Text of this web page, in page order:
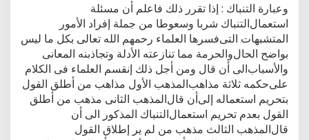
ﻭﻋﺒﺎﺭﺓ ﺍﻟﺘﻨﺒﺎﻙ : ﺇﺫﺍ ﺗﻘﺮﺭ ﺫﻟﻚ ﻓﺎﻋﻠﻢ ﺃﻥ ﻣﺴﺌﻠﺔ
ﺍﺳﺘﻌﻤﺎﻝﺍﻟﺘﻨﺒﺎﻙ ﺷﺮﺑﺎ ﻭﺳﻌﻮﻃﺎ ﻣﻦ ﺟﻤﻠﺔ ﺇﻓﺮﺍﺩ ﺍﻷﻣﻮﺭ
ﺍﻟﻤﺘﺸﺒﻬﺎﺕ ﺍﻟﺘﻰﻓﺴﺮﻫﺎ ﺍﻟﻌﻠﻤﺎﺀ ﺭﺣﻤﻬﻢ ﺍﻟﻠﻪ ﺗﻌﺎﻟﻰ ﺑﻜﻞ ﻣﺎ ﻟﻴﺲ
ﺑﻮﺍﺿﺢ ﺍﻟﺤﺎﻝﻭﺍﻟﺤﺮﻣﺔ ﻣﻤﺎ ﺗﻨﺎﺯﻋﺘﻪ ﺍﻷﺩﻟﺔ ﻭﺗﺠﺎﺫﺑﻨﻪ ﺍﻟﻤﻌﺎﻧﻰ
ﻭﺍﻷﺳﺒﺎﺏﺍﻟﻰ ﺃﻥ ﻗﺎﻝ ﻭﻣﻦ ﺃﺟﻞ ﺫﻟﻚ ﺇﻧﻘﺴﻢ ﺍﻟﻌﻠﻤﺎﺀ ﻓﻰ ﺍﻟﻜﻼﻡ
ﻋﻠﻰﺣﻜﻤﻪ ﺛﻼﺛﺔ ﻣﺬﺍﻫﺐﺍﻟﻤﺬﻫﺐ ﺍﻷﻭﻝ ﻣﺬﺍﻫﺐ ﻣﻦ ﺃﻃﻠﻖ ﺍﻟﻘﻮﻝ
ﺑﺘﺤﺮﻳﻢ ﺍﺳﺘﻌﻤﺎﻟﻪ ﺇﻟﻰﺃﻥ ﻗﺎﻝﺍﻟﻤﺬﻫﺐ ﺍﻟﺜﺎﻧﻰ ﻣﺬﻫﺐ ﻣﻦ ﺃﻃﻠﻖ
ﺍﻟﻘﻮﻝ ﺑﻌﺪﻡ ﺗﺤﺮﻳﻢ ﺍﺳﺘﻌﻤﺎﻝﺍﻟﺘﻨﺒﺎﻙ ﺍﻟﻤﺬﻛﻮﺭ ﺍﻟﻰ ﺃﻥ
ﻗﺎﻝﺍﻟﻤﺬﻫﺐ ﺍﻟﺜﺎﻟﺚ ﻣﺬﻫﺐ ﻣﻦ ﻟﻢ ﻳﺮ ﺇﻃﻼﻕ ﺍﻟﻘﻮﻝ